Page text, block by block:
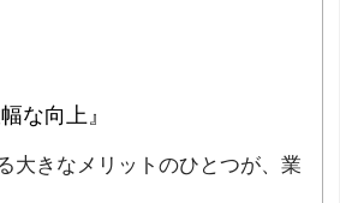
な向上』
大きなメリットのひとつが、業